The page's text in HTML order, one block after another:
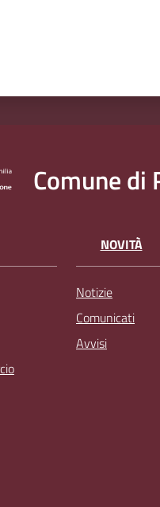
Comune di
NOVITÀ
Notizie
Comunicati
Avvisi